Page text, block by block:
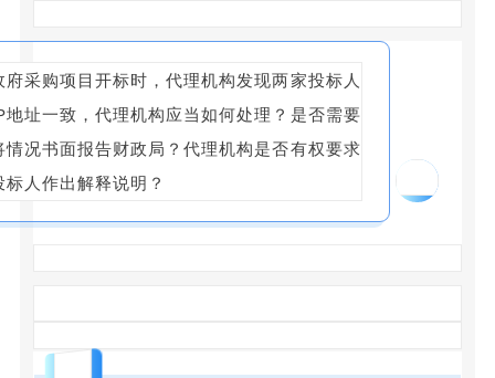
府采购项目开标时，代理机构发现两家投标人
地址一致，代理机构应当如何处理？是否需要
情况书面报告财政局？代理机构是否有权要求
标人作出解释说明？